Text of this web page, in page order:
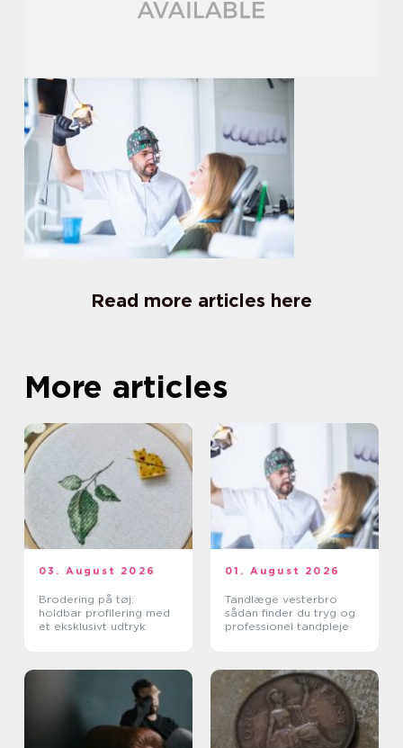
Read more articles here
More articles
03. August 2026
Brodering på tøj:
holdbar profilering med
et eksklusivt udtryk
01. August 2026
Tandlæge vesterbro
sådan finder du tryg og
professionel tandpleje